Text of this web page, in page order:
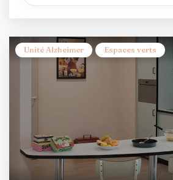
Unité Alzheimer Espaces verts